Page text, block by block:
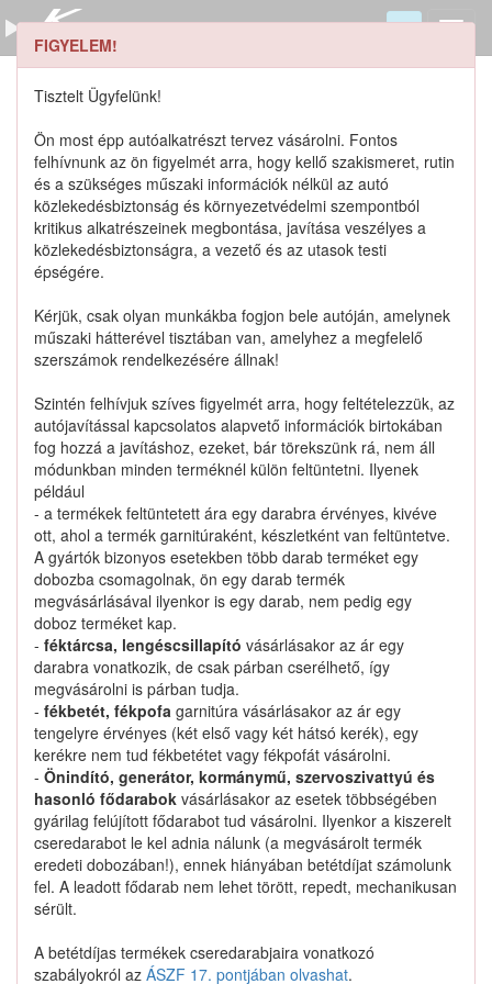
Szerszámkatalógus
Kosár
Alkatrészek
FIGYELEM!
Tisztelt Ügyfelünk!
Ön most épp autóalkatrészt tervez vásárolni. Fontos
felhívnunk az ön figyelmét arra, hogy kellő szakismeret, rutin
és a szükséges műszaki információk nélkül az autó
közlekedésbiztonság és környezetvédelmi szempontból
kritikus alkatrészeinek megbontása, javítása veszélyes a
közlekedésbiztonságra, a vezető és az utasok testi
épségére.
Kérjük, csak olyan munkákba fogjon bele autóján, amelynek
műszaki hátterével tisztában van, amelyhez a megfelelő
szerszámok rendelkezésére állnak!
Szintén felhívjuk szíves figyelmét arra, hogy feltételezzük, az
autójavítással kapcsolatos alapvető információk birtokában
fog hozzá a javításhoz, ezeket, bár törekszünk rá, nem áll
módunkban minden terméknél külön feltüntetni. Ilyenek
például
- a termékek feltüntetett ára egy darabra érvényes, kivéve
ott, ahol a termék garnitúraként, készletként van feltüntetve.
A gyártók bizonyos esetekben több darab terméket egy
dobozba csomagolnak, ön egy darab termék
megvásárlásával ilyenkor is egy darab, nem pedig egy
doboz terméket kap.
- féktárcsa, lengéscsillapító vásárlásakor az ár egy
darabra vonatkozik, de csak párban cserélhető, így
megvásárolni is párban tudja.
- fékbetét, fékpofa garnitúra vásárlásakor az ár egy
tengelyre érvényes (két első vagy két hátsó kerék), egy
kerékre nem tud fékbetétet vagy fékpofát vásárolni.
- Önindító, generátor, kormánymű, szervoszivattyú és
hasonló fődarabok vásárlásakor az esetek többségében
gyárilag felújított fődarabot tud vásárolni. Ilyenkor a kiszerelt
cseredarabot le kel adnia nálunk (a megvásárolt termék
eredeti dobozában!), ennek hiányában betétdíjat számolunk
fel. A leadott fődarab nem lehet törött, repedt, mechanikusan
sérült.
A betétdíjas termékek cseredarabjaira vonatkozó
szabályokról az ÁSZF 17. pontjában olvashat.
0321105123 keresése
0 1
Részletes keresés
Katalógusban szereplő termékek
Katalógusban nem szereplő termékek
Nem találtunk ilyen katalógus-terméket.
0321105123 keresése
Kapcsolat
Hogyan keressek?
Segítség
Nyomtatványok